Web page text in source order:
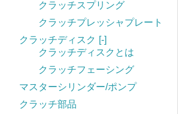
クラッチスプリング
クラッチプレッシャプレート
クラッチディスク [-]
クラッチディスクとは
クラッチフェーシング
マスターシリンダー/ポンプ
クラッチ部品